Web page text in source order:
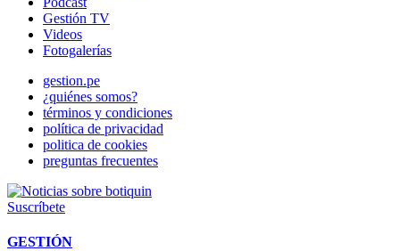
Gestión TV
Videos
Fotogalerías
gestion.pe
¿quiénes somos?
términos y condiciones
política de privacidad
politica de cookies
preguntas frecuentes
Suscríbete
GESTIÓN